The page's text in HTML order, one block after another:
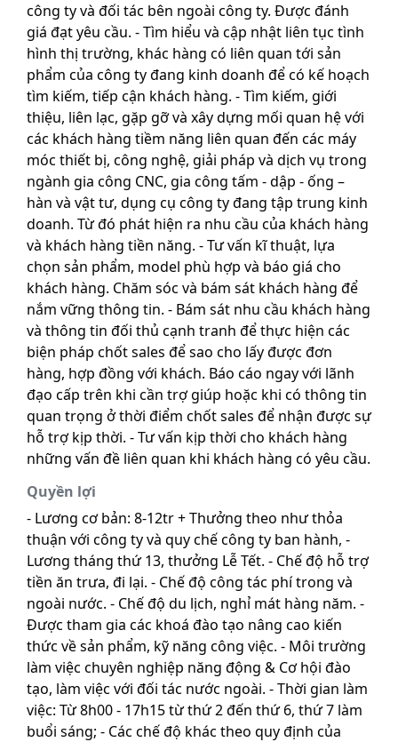
công ty và đối tác bên ngoài công ty. Được đánh
giá đạt yêu cầu. - Tìm hiểu và cập nhật liên tục tình
hình thị trường, khác hàng có liên quan tới sản
phẩm của công ty đang kinh doanh để có kế hoạch
tìm kiếm, tiếp cận khách hàng. - Tìm kiếm, giới
thiệu, liên lạc, gặp gỡ và xây dựng mối quan hệ với
các khách hàng tiềm năng liên quan đến các máy
móc thiết bị, công nghệ, giải pháp và dịch vụ trong
ngành gia công CNC, gia công tấm - dập - ống –
hàn và vật tư, dụng cụ công ty đang tập trung kinh
doanh. Từ đó phát hiện ra nhu cầu của khách hàng
và khách hàng tiền năng. - Tư vấn kĩ thuật, lựa
chọn sản phẩm, model phù hợp và báo giá cho
khách hàng. Chăm sóc và bám sát khách hàng để
nắm vững thông tin. - Bám sát nhu cầu khách hàng
và thông tin đối thủ cạnh tranh để thực hiện các
biện pháp chốt sales để sao cho lấy được đơn
hàng, hợp đồng với khách. Báo cáo ngay với lãnh
đạo cấp trên khi cần trợ giúp hoặc khi có thông tin
quan trọng ở thời điểm chốt sales để nhận được sự
hỗ trợ kịp thời. - Tư vấn kịp thời cho khách hàng
những vấn đề liên quan khi khách hàng có yêu cầu.
Quyền lợi
- Lương cơ bản: 8-12tr + Thưởng theo như thỏa
thuận với công ty và quy chế công ty ban hành, -
Lương tháng thứ 13, thưởng Lễ Tết. - Chế độ hỗ trợ
tiền ăn trưa, đi lại. - Chế độ công tác phí trong và
ngoài nước. - Chế độ du lịch, nghỉ mát hàng năm. -
Được tham gia các khoá đào tạo nâng cao kiến
thức về sản phẩm, kỹ năng công việc. - Môi trường
làm việc chuyên nghiệp năng động & Cơ hội đào
tạo, làm việc với đối tác nước ngoài. - Thời gian làm
việc: Từ 8h00 - 17h15 từ thứ 2 đến thứ 6, thứ 7 làm
buổi sáng; - Các chế độ khác theo quy định của